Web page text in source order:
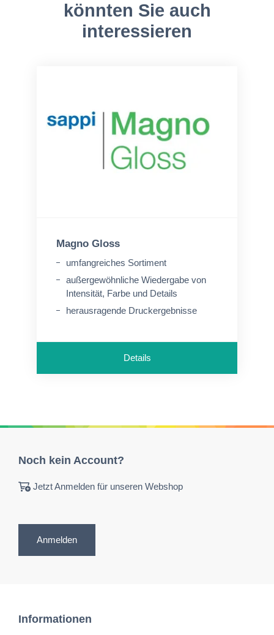
könnten Sie auch
interessieren
Magno Gloss
umfangreiches Sortiment
außergewöhnliche Wiedergabe von
Intensität, Farbe und Details
herausragende Druckergebnisse
Details
Noch kein Account?
Jetzt Anmelden für unseren Webshop
Anmelden
Informationen